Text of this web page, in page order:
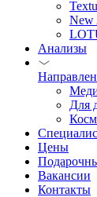
New
Анализы
Для
Цены
Вакансии
Контакты